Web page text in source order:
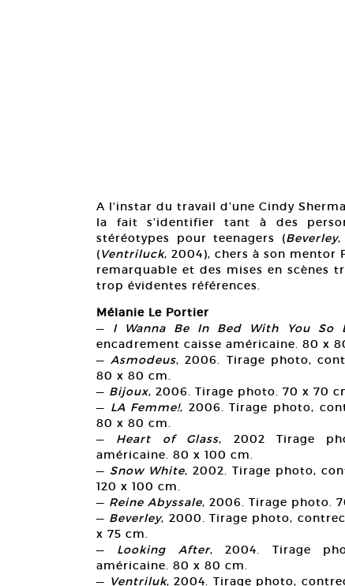
A l’instar du travail d’une Cindy
la fait s’identifier tant à des
stéréotypes pour teenagers (Beverley,
(Ventriluck, 2004), chers à son mentor
remarquable et des mises en scènes
trop évidentes références.
Mélanie Le Portier
— I Wanna Be In Bed With You So
encadrement caisse américaine. 80 x
—Asmodeus, 2006. Tirage photo,
80 x 80 cm.
— Bijoux, 2006. Tirage photo. 70 x 70
— LA Femme!, 2006. Tirage photo,
80 x 80 cm.
— Heart of Glass, 2002 Tirage
américaine. 80 x 100 cm.
— Snow White, 2002. Tirage photo,
120 x 100 cm.
— Reine Abyssale, 2006. Tirage photo.
— Beverley, 2000. Tirage photo,
x 75 cm.
— Looking After, 2004. Tirage
américaine. 80 x 80 cm.
— Ventriluk, 2004. Tirage photo,